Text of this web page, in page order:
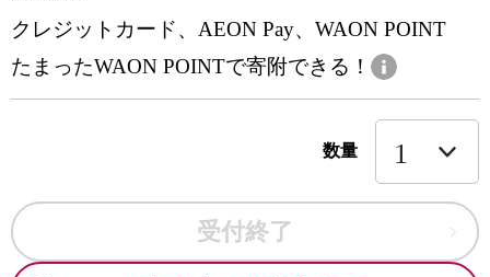
クレジットカード、AEON Pay、WAON POINT
たまったWAON POINTで寄附できる！
数量
受付終了